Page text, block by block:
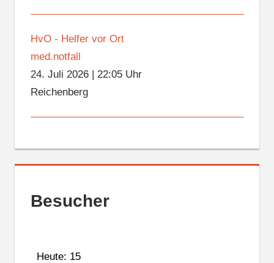
HvO - Helfer vor Ort
med.notfall
24. Juli 2026| 22:05 Uhr
Reichenberg
Besucher
Heute: 15